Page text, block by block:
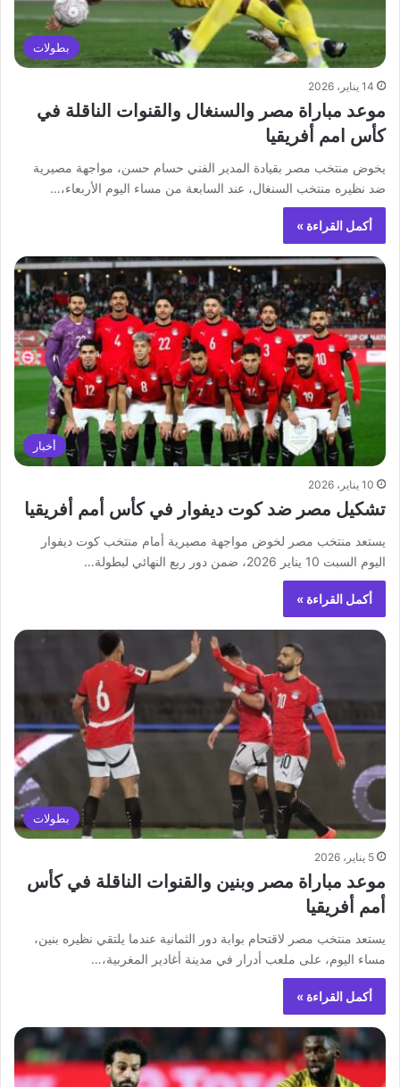
بطولات
14 يناير، 2026
موعد مباراة مصر والسنغال والقنوات الناقلة في
كأس امم أفريقيا
يخوض منتخب مصر بقيادة المدير الفني حسام حسن، مواجهة مصيرية
ضد نظيره منتخب السنغال، عند السابعة من مساء اليوم الأربعاء،…
أكمل القراءة »
أخبار
10 يناير، 2026
تشكيل مصر ضد كوت ديفوار في كأس أمم أفريقيا
يستعد منتخب مصر لخوض مواجهة مصيرية أمام منتخب كوت ديفوار
اليوم السبت 10 يناير 2026، ضمن دور ربع النهائي لبطولة…
أكمل القراءة »
بطولات
5 يناير، 2026
موعد مباراة مصر وبنين والقنوات الناقلة في كأس
أمم أفريقيا
يستعد منتخب مصر لاقتحام بوابة دور الثمانية عندما يلتقي نظيره بنين،
مساء اليوم، على ملعب أدرار في مدينة أغادير المغربية،…
أكمل القراءة »